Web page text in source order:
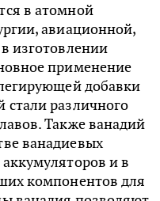
в атомной
авиационной,
изготовлении
применение
добавки
стали различного
Также ванадий
ванадиевых
и в
компонентов для